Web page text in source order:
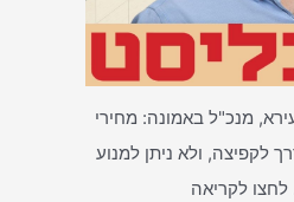
מנכ"ל באמונה: מחירי
לקפיצה, ולא ניתן למנוע
לקריאה